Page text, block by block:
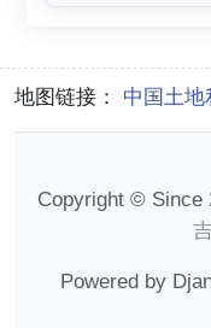
地图链接： 中国土
Copyright © Since
Powered by